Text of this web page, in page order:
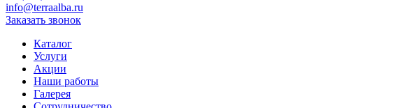
info@terraalba.ru
Заказать звонок
Каталог
Услуги
Акции
Наши работы
Галерея